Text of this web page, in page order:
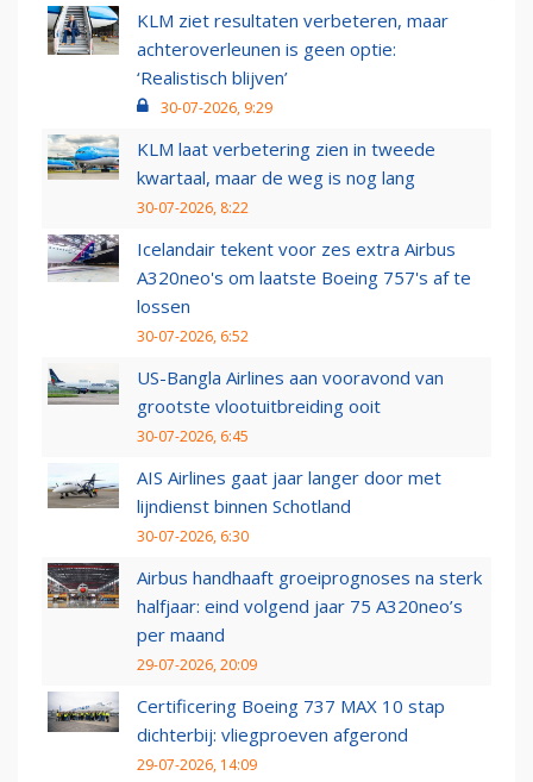
KLM ziet resultaten verbeteren, maar
achteroverleunen is geen optie:
‘Realistisch blijven’
30-07-2026, 9:29
KLM laat verbetering zien in tweede
kwartaal, maar de weg is nog lang
30-07-2026, 8:22
Icelandair tekent voor zes extra Airbus
A320neo's om laatste Boeing 757's af te
lossen
30-07-2026, 6:52
US-Bangla Airlines aan vooravond van
grootste vlootuitbreiding ooit
30-07-2026, 6:45
AIS Airlines gaat jaar langer door met
lijndienst binnen Schotland
30-07-2026, 6:30
Airbus handhaaft groeiprognoses na sterk
halfjaar: eind volgend jaar 75 A320neo’s
per maand
29-07-2026, 20:09
Certificering Boeing 737 MAX 10 stap
dichterbij: vliegproeven afgerond
29-07-2026, 14:09